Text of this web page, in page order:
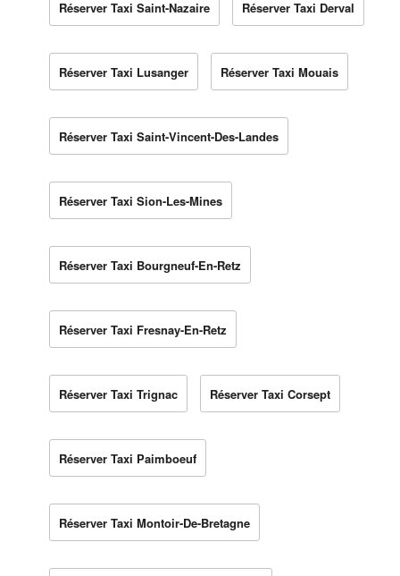
Réserver Taxi Saint-Nazaire Réserver Taxi Derval
Réserver Taxi Lusanger Réserver Taxi Mouais
Réserver Taxi Saint-Vincent-Des-Landes
Réserver Taxi Sion-Les-Mines
Réserver Taxi Bourgneuf-En-Retz
Réserver Taxi Fresnay-En-Retz
Réserver Taxi Trignac Réserver Taxi Corsept
Réserver Taxi Paimboeuf
Réserver Taxi Montoir-De-Bretagne